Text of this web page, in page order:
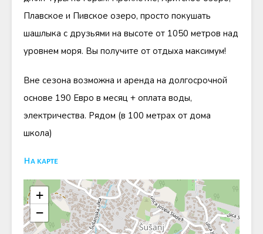
Плавское и Пивское озеро, просто покушать
шашлыка с друзьями на высоте от 1050 метров над
уровнем моря. Вы получите от отдыха максимум!
Вне сезона возможна и аренда на долгосрочной
основе 190 Евро в месяц + оплата воды,
электричества. Рядом (в 100 метрах от дома
школа)
На карте
+
−